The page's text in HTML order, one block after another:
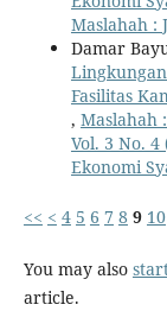
Maslahah :
Damar
Fasilitas
, Maslahah
Vol. 3 No.
Ekonomi
<< < 4 5 6 7 8 9 10
You may also
article.